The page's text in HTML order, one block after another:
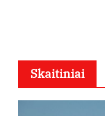
Skaitiniai